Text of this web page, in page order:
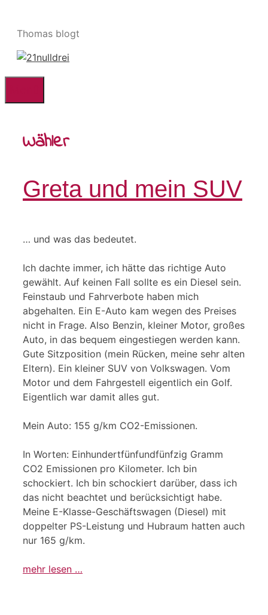
springen
Thomas blogt
Wähler
Greta und mein SUV
… und was das bedeutet.
Ich dachte immer, ich hätte das richtige Auto
gewählt. Auf keinen Fall sollte es ein Diesel sein.
Feinstaub und Fahrverbote haben mich
abgehalten. Ein E-Auto kam wegen des Preises
nicht in Frage. Also Benzin, kleiner Motor, großes
Auto, in das bequem eingestiegen werden kann.
Gute Sitzposition (mein Rücken, meine sehr alten
Eltern). Ein kleiner SUV von Volkswagen. Vom
Motor und dem Fahrgestell eigentlich ein Golf.
Eigentlich war damit alles gut.
Mein Auto: 155 g/km CO2-Emissionen.
In Worten: Einhundertfünfundfünfzig Gramm
CO2 Emissionen pro Kilometer. Ich bin
schockiert. Ich bin schockiert darüber, dass ich
das nicht beachtet und berücksichtigt habe.
Meine E-Klasse-Geschäftswagen (Diesel) mit
doppelter PS-Leistung und Hubraum hatten auch
nur 165 g/km.
mehr lesen …